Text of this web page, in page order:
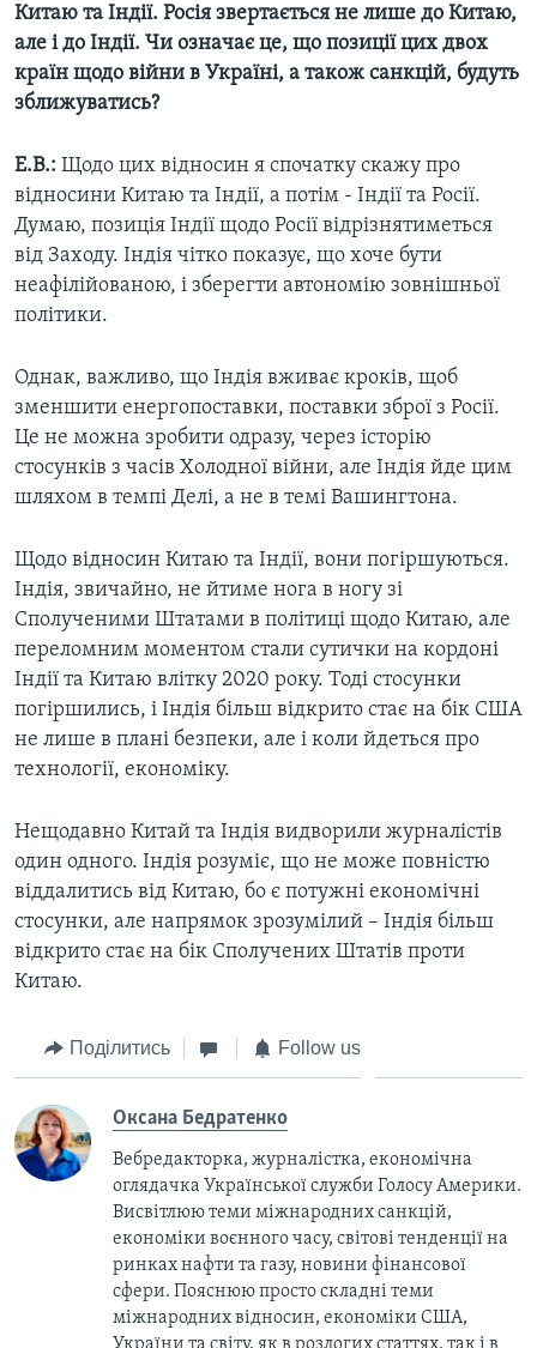
Китаю та Індії. Росія звертається не лише до Китаю,
але і до Індії. Чи означає це, що позиції цих двох
країн щодо війни в Україні, а також санкцій, будуть
зближуватись?
Е.В.: Щодо цих відносин я спочатку скажу про
відносини Китаю та Індії, а потім - Індії та Росії.
Думаю, позиція Індії щодо Росії відрізнятиметься
від Заходу. Індія чітко показує, що хоче бути
неафілійованою, і зберегти автономію зовнішньої
політики.
Однак, важливо, що Індія вживає кроків, щоб
зменшити енергопоставки, поставки зброї з Росії.
Це не можна зробити одразу, через історію
стосунків з часів Холодної війни, але Індія йде цим
шляхом в темпі Делі, а не в темі Вашингтона.
Щодо відносин Китаю та Індії, вони погіршуються.
Індія, звичайно, не йтиме нога в ногу зі
Сполученими Штатами в політиці щодо Китаю, але
переломним моментом стали сутички на кордоні
Індії та Китаю влітку 2020 року. Тоді стосунки
погіршились, і Індія більш відкрито стає на бік США
не лише в плані безпеки, але і коли йдеться про
технології, економіку.
Нещодавно Китай та Індія видворили журналістів
один одного. Індія розуміє, що не може повністю
віддалитись від Китаю, бо є потужні економічні
стосунки, але напрямок зрозумілий – Індія більш
відкрито стає на бік Сполучених Штатів проти
Китаю.
Поділитись Follow us
Оксана Бедратенко
Вебредакторка, журналістка, економічна
оглядачка Української служби Голосу Америки.
Висвітлюю теми міжнародних санкцій,
економіки воєнного часу, світові тенденції на
ринках нафти та газу, новини фінансової
сфери. Пояснюю просто складні теми
міжнародних відносин, економіки США,